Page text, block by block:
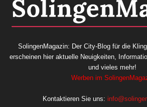
SolingenMagazin: Der City-Blog für die
erscheinen hier aktuelle Neuigkeiten,
und vieles mehr!
Werben im
Kontaktieren Sie uns: